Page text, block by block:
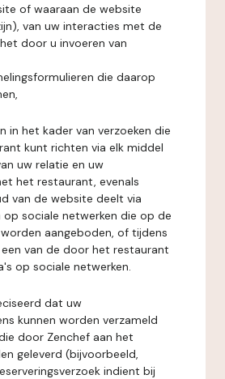
of waaraan de website
van uw interacties met de
door u invoeren van
die daarop
in het kader van verzoeken die
kunt richten via elk middel
uw relatie en uw
het restaurant, evenals
van de website deelt via
op sociale netwerken die op de
aangeboden, of tijdens
van de door het restaurant
op sociale netwerken.
dat uw
kunnen worden verzameld
door Zenchef aan het
geleverd (bijvoorbeeld,
indient bij